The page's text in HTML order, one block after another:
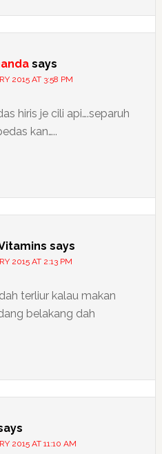
says
2015 AT 3:58 PM
hiris je cili api….separuh
kan…..
says
2015 AT 2:13 PM
terliur kalau makan
belakang dah
2015 AT 11:10 AM